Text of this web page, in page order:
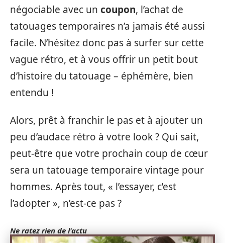
négociable avec un coupon, l’achat de
tatouages temporaires n’a jamais été aussi
facile. N’hésitez donc pas à surfer sur cette
vague rétro, et à vous offrir un petit bout
d’histoire du tatouage – éphémère, bien
entendu !
Alors, prêt à franchir le pas et à ajouter un
peu d’audace rétro à votre look ? Qui sait,
peut-être que votre prochain coup de cœur
sera un tatouage temporaire vintage pour
hommes. Après tout, « l’essayer, c’est
l’adopter », n’est-ce pas ?
Ne ratez rien de l'actu